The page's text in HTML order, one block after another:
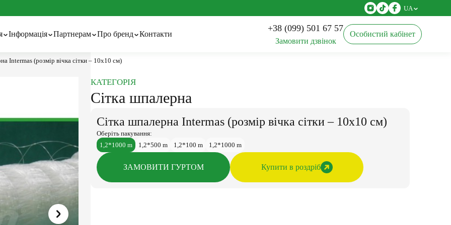
UA
шпалерна Шпалерний дріт Касети для розсади
Інформація
та технології
Партнерам
Гуртовим покупцям
Про бренд
Про бренд
Контакти
+38 (099) 501 67 57
Замовити дзвінок
Особистий кабінет
Intermas (розмір вічка сітки – 10х10 см)
КАТЕГОРІЯ
Сітка шпалерна
Сітка шпалерна Intermas (розмір вічка сітки – 10х10 см)
Оберіть пакування:
1,2*1000 m
1,2*500 m 1,2*100 m 1,2*1000 m
ЗАМОВИТИ ГУРТОМ Купити в роздріб